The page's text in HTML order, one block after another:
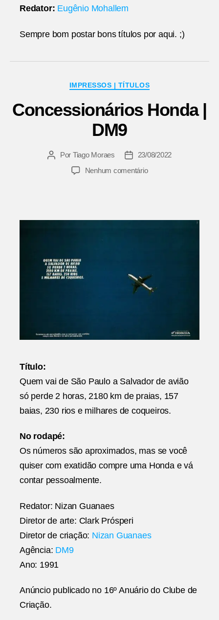
Redator: Eugênio Mohallem
Sempre bom postar bons títulos por aqui. ;)
Categorias
IMPRESSOS | TÍTULOS
Concessionários Honda |
DM9
Autor
Por Tiago Moraes
Data23/08/2022
Nenhum comentárioem
Título:
Quem vai de São Paulo a Salvador de avião
só perde 2 horas, 2180 km de praias, 157
baias, 230 rios e milhares de coqueiros.
No rodapé:
Os números são aproximados, mas se você
quiser com exatidão compre uma Honda e vá
contar pessoalmente.
Redator: Nizan Guanaes
Diretor de arte: Clark Prósperi
Diretor de criação: Nizan Guanaes
Agência: DM9
Ano: 1991
Anúncio publicado no 16º Anuário do Clube de
Criação.